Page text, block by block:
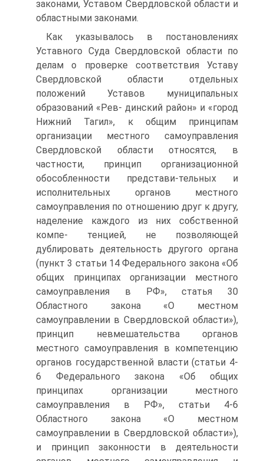
законами, Уставом Свердловской области и
областными законами.
Как указывалось в постановлениях
Уставного Суда Свердловской области по
делам о проверке соответствия Уставу
Свердловской области отдельных
положений Уставов муниципальных
образований «Рев- динский район» и «город
Нижний Тагил», к общим принципам
организации местного самоуправления
Свердловской области относятся, в
частности, принцип организационной
обособленности представи-тельных и
исполнительных органов местного
самоуправления по отношению друг к другу,
наделение каждого из них собственной
компе- тенцией, не позволяющей
дублировать деятельность другого органа
(пункт 3 статьи 14 Федерального закона «Об
общих принципах организации местного
самоуправления в РФ», статья 30
Областного закона «О местном
самоуправлении в Свердловской области»),
принцип невмешательства органов
местного самоуправления в компетенцию
органов государственной власти (статьи 4-
6 Федерального закона «Об общих
принципах организации местного
самоуправления в РФ», статьи 4-6
Областного закона «О местном
самоуправлении в Свердловской области»),
и принцип законности в деятельности